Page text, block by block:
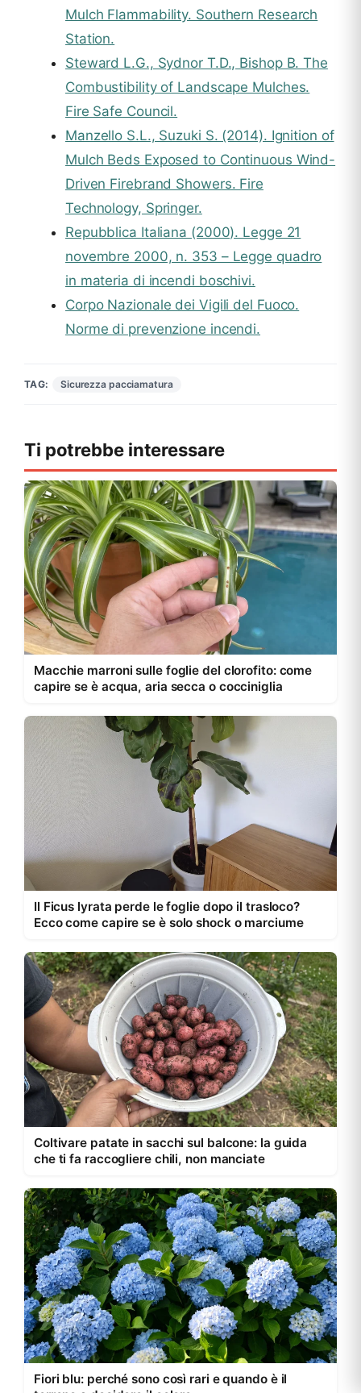
Mulch Flammability. Southern Research
Station.
Steward L.G., Sydnor T.D., Bishop B. The
Combustibility of Landscape Mulches.
Fire Safe Council.
Manzello S.L., Suzuki S. (2014). Ignition of
Mulch Beds Exposed to Continuous Wind-
Driven Firebrand Showers. Fire
Technology, Springer.
Repubblica Italiana (2000). Legge 21
novembre 2000, n. 353 – Legge quadro
in materia di incendi boschivi.
Corpo Nazionale dei Vigili del Fuoco.
Norme di prevenzione incendi.
TAG: Sicurezza pacciamatura
Ti potrebbe interessare
Macchie marroni sulle foglie del clorofito: come
capire se è acqua, aria secca o cocciniglia
Il Ficus lyrata perde le foglie dopo il trasloco?
Ecco come capire se è solo shock o marciume
Coltivare patate in sacchi sul balcone: la guida
che ti fa raccogliere chili, non manciate
Fiori blu: perché sono così rari e quando è il